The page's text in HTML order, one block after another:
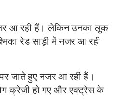
आ रही हैं। लेकिन उनका लुक
रेड साड़ी में नजर आ रही
पर जाते हुए नजर आ रही हैं।
क्रेजी हो गए और एक्ट्रेस के